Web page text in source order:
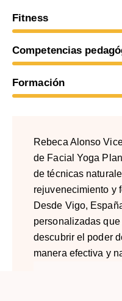
Fitness
Competencias
Formación
Rebeca Alonso
de Facial Yoga
de técnicas
rejuvenecimiento y
Desde Vigo,
personalizadas
descubrir el poder
manera efectiva y